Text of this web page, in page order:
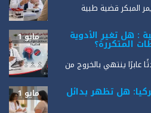
المبكر قضية طبية
: هل تغير الأدوية
المتكررة؟
مايو 1
عابرًا ينتهي بالخروج من
هل تظهر بدائل
مايو 1